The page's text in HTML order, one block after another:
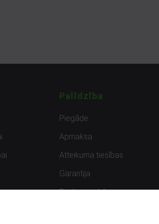
Palīdzība
Piegāde
Apmaksa
Atteikuma tiesības
Garantija
Preču uzpirkšana